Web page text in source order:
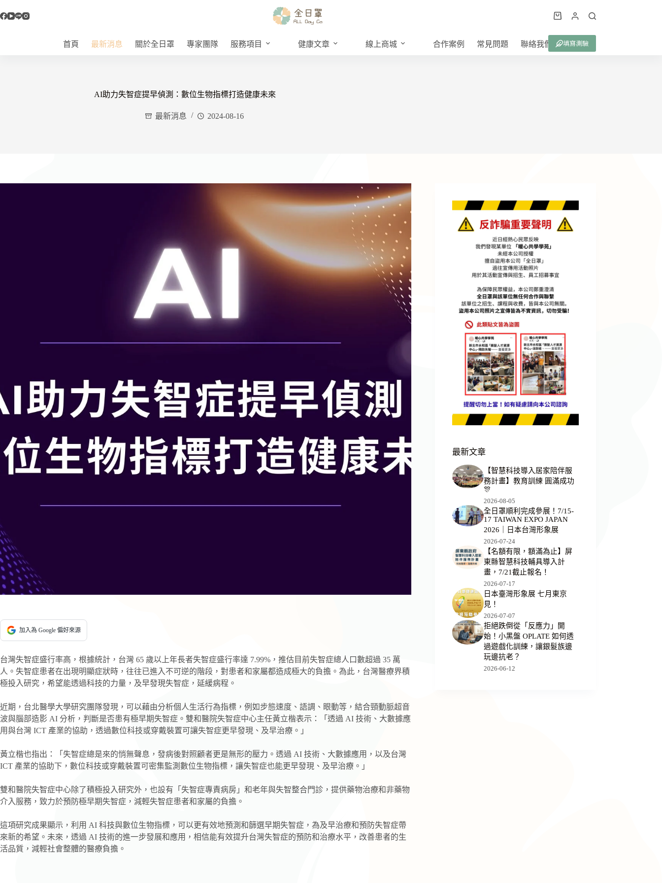
至
購
物
車
首頁 最新消息 關於全日罩 專家團隊 服務項目 健康文章 線上商城 合作案例 常見問題 聯絡我們 填寫測驗
AI助力失智症提早偵測：數位生物指標打造健康未來
最新消息 2024-08-16
加入為 Google 偏好來源
台灣失智症盛行率高，根據統計，台灣 65 歲以上年長者失智症盛行率達 7.99%，推估目前失智症總人口數超過 35 萬
人。失智症患者在出現明顯症狀時，往往已進入不可逆的階段，對患者和家屬都造成極大的負擔。為此，台灣醫療界積
極投入研究，希望能透過科技的力量，及早發現失智症，延緩病程。
近期，台北醫學大學研究團隊發現，可以藉由分析個人生活行為指標，例如步態速度、語調、眼動等，結合頸動脈超音
波與腦部造影 AI 分析，判斷是否患有極早期失智症。雙和醫院失智症中心主任黃立楷表示：「透過 AI 技術、大數據應
用與台灣 ICT 產業的協助，透過數位科技或穿戴裝置可讓失智症更早發現、及早治療。」
黃立楷也指出：「失智症總是來的悄無聲息，發病後對照顧者更是無形的壓力。透過 AI 技術、大數據應用，以及台灣
ICT 產業的協助下，數位科技或穿戴裝置可密集監測數位生物指標，讓失智症也能更早發現、及早治療。」
雙和醫院失智症中心除了積極投入研究外，也設有「失智症專責病房」和老年與失智整合門診，提供藥物治療和非藥物
介入服務，致力於預防極早期失智症，減輕失智症患者和家屬的負擔。
這項研究成果顯示，利用 AI 科技與數位生物指標，可以更有效地預測和篩選早期失智症，為及早治療和預防失智症帶
來新的希望。未來，透過 AI 技術的進一步發展和應用，相信能有效提升台灣失智症的預防和治療水平，改善患者的生
活品質，減輕社會整體的醫療負擔。
最新文章
【智慧科技導入居家陪伴服
務計畫】教育訓練 圓滿成功
🎊
2026-08-05
全日罩順利完成參展！7/15-
17 TAIWAN EXPO JAPAN
2026｜日本台灣形象展
2026-07-24
【名額有限，額滿為止】屏
東縣智慧科技輔具導入計
畫，7/21截止報名！
2026-07-17
日本臺灣形象展 七月東京
見！
2026-07-07
拒絕跌倒從「反應力」開
始！小黑盤 OPLATE 如何透
過遊戲化訓練，讓銀髮族邊
玩邊抗老？
2026-06-12